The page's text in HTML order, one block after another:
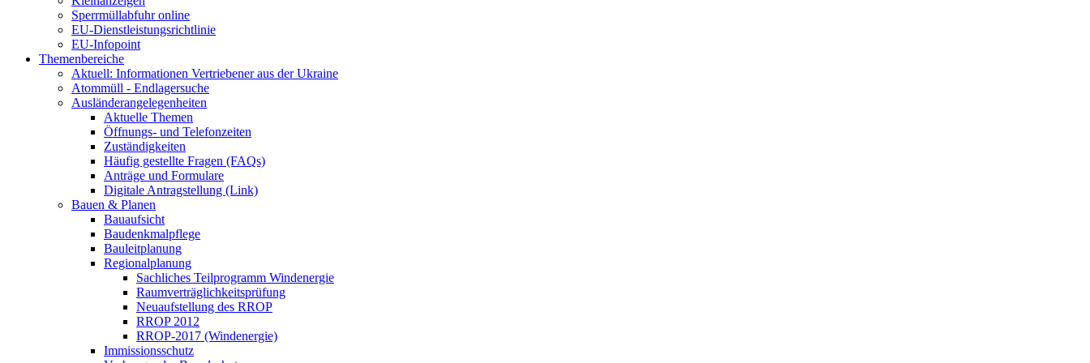
Sperrmüllabfuhr online
EU-Dienstleistungsrichtlinie
EU-Infopoint
Themenbereiche
Aktuell: Informationen Vertriebener aus der Ukraine
Atommüll - Endlagersuche
Ausländerangelegenheiten
Aktuelle Themen
Öffnungs- und Telefonzeiten
Zuständigkeiten
Häufig gestellte Fragen (FAQs)
Anträge und Formulare
Digitale Antragstellung (Link)
Bauen & Planen
Bauaufsicht
Baudenkmalpflege
Bauleitplanung
Regionalplanung
Sachliches Teilprogramm Windenergie
Raumverträglichkeitsprüfung
Neuaufstellung des RROP
RROP 2012
RROP-2017 (Windenergie)
Immissionsschutz